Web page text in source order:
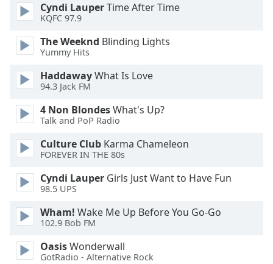
Font
Style
Font
Family
Reset
Done
Close
Dialog
Cyndi LauperTime After Time
KQFC 97.9
The Weeknd Blinding Lights
Yummy Hits
HaddawayWhat Is Love
94.3 Jack FM
4 Non BlondesWhat's Up?
Talk and PoP Radio
Culture Club Karma Chameleon
FOREVER IN THE 80s
Cyndi Lauper Girls Just Want to Have Fun
98.5 UPS
Wham! Wake Me Up Before You Go-Go
102.9 Bob FM
OasisWonderwall
GotRadio - Alternative Rock